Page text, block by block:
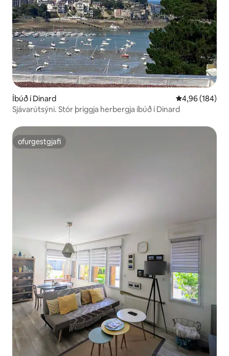
Íbúð í Dinard 4,96 af 5 í
4,96 (184)
Sjávarútsýni. Stór þriggja herbergja íbúð í Dinard
ofurgestgjafi
ofurgestgjafi